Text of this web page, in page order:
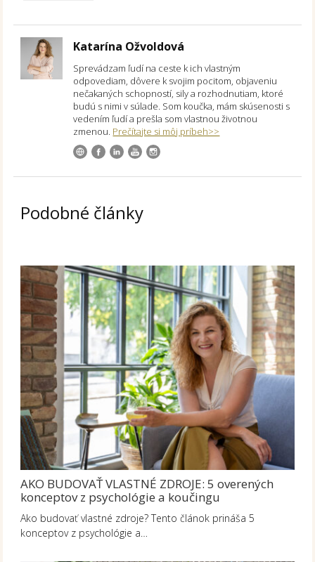
Katarína Ožvoldová
Sprevádzam ľudí na ceste k ich vlastným
odpovediam, dôvere k svojim pocitom, objaveniu
nečakaných schopností, sily a rozhodnutiam, ktoré
budú s nimi v súlade. Som koučka, mám skúsenosti s
vedením ľudí a prešla som vlastnou životnou
zmenou. Prečítajte si môj príbeh>>
Podobné články
AKO BUDOVAŤ VLASTNÉ ZDROJE: 5 overených
konceptov z psychológie a koučingu
Ako budovať vlastné zdroje? Tento článok prináša 5
konceptov z psychológie a…